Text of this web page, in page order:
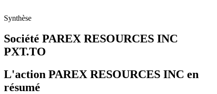
Synthèse
Société PAREX RESOURCES INC
PXT.TO
L'action PAREX RESOURCES INC en
résumé